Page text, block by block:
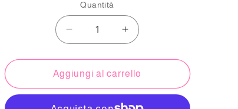
Quantità
Diminuisci
quantità
per
Triangoli
cotone-
Aumenta
quantità
per
Triangoli
cotone-
Aggiungi al carrello